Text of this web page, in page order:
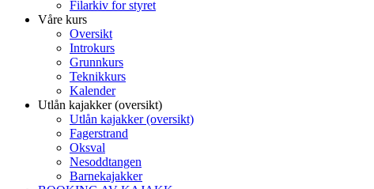
Filarkiv for styret
Våre kurs
Oversikt
Introkurs
Grunnkurs
Teknikkurs
Kalender
Utlån kajakker (oversikt)
Utlån kajakker (oversikt)
Fagerstrand
Oksval
Nesoddtangen
Barnekajakker